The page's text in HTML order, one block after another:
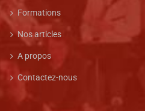
Formations
Nos articles
A propos
Contactez-nous